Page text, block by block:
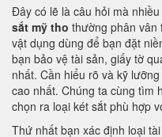
Đây có lẽ là câu hỏi mà
sắt mỹ tho thường phân vân
vật dụng dùng để bạn đặt
bạn bảo vệ tài sản, giấy tờ
nhất. Cần hiểu rõ và kỹ
cao nhất. Chúng ta cùng tìm
chọn ra loại két sắt phù hợp
Thứ nhất bạn xác định loại